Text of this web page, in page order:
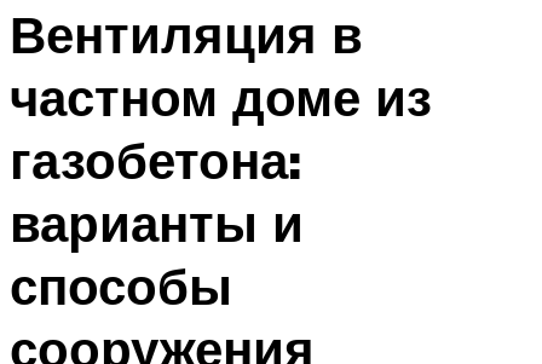
Меню
Вентиляция в
частном доме из
газобетона:
варианты и
способы
сооружения